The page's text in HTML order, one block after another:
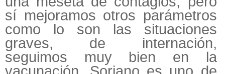
sí mejoramos otros parámetros
como lo son las situaciones
graves, de internación,
seguimos muy bien en la